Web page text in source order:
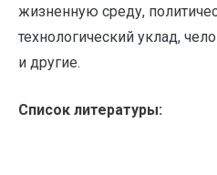
жизненную среду,
технологический уклад,
и другие.
Список литературы: